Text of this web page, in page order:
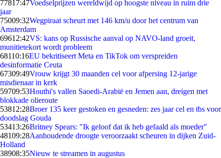
77817:47Voedselprijzen wereldwijd op hoogste niveau in ruim drie
jaar
75009:32Wegpiraat scheurt met 146 km/u door het centrum van
Amsterdam
69612:42VS: kans op Russische aanval op NAVO-land groeit,
munitietekort wordt probleem
68110:16EU bekritiseert Meta en TikTok om verspreiden
desinformatie Ceuta
67309:49Vrouw krijgt 30 maanden cel voor afpersing 12-jarige
misdienaar in kerk
59709:53Houthi's vallen Saoedi-Arabië en Jemen aan, dreigen met
blokkade olieroute
53812:28Broer 135 keer gestoken en gesneden: zes jaar cel en tbs voor
doodslag Gouda
53413:26Britney Spears: "Ik geloof dat ik heb gefaald als moeder"
48109:28Aanhoudende droogte veroorzaakt scheuren in dijken Zuid-
Holland
38908:35Nieuw te streamen in augustus